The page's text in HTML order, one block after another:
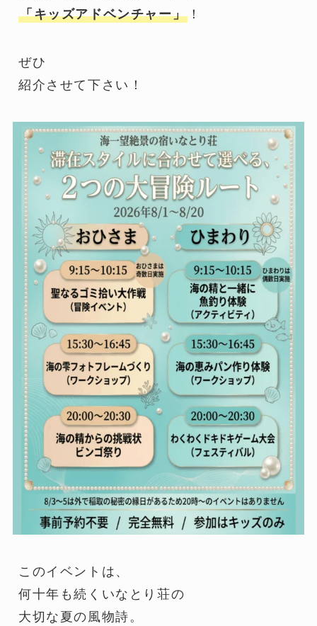
「キッズアドベンチャー」 ！
ぜひ
紹介させて下さい！
このイベントは、
何十年も続くいなとり荘の
大切な夏の風物詩。